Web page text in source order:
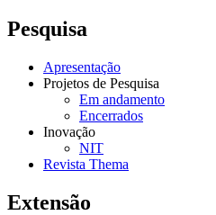
Pesquisa
Apresentação
Projetos de Pesquisa
Em andamento
Encerrados
Inovação
NIT
Revista Thema
Extensão